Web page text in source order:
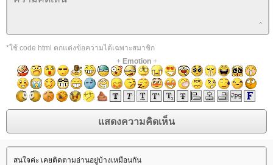
*ใช้ code html ตกแต่งข้อความได้เฉพาะสมาชิก
+ Emotion+
สนใจค่ะ เคยติดตามอ่านอยู่บ้างเหมือนกัน